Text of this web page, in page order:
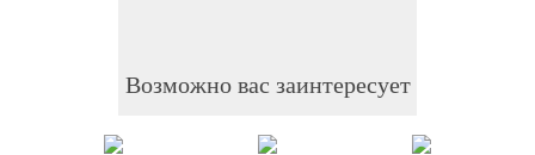
Возможно вас заинтересует